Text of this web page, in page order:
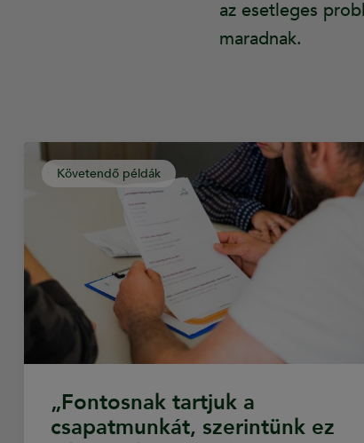
az esetleges
maradnak.
Követendő példák
„Fontosnak tartjuk a
csapatmunkát, szerintünk ez